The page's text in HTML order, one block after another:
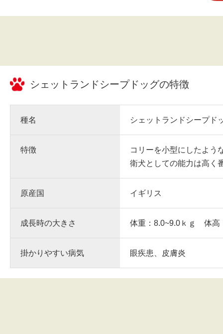
シェットランドシープドッグの特徴
種名 シェットランドシープド
特徴
コリーを小型にしたよう
衛犬としての能力は高く
原産国 イギリス
成長時の大きさ 体重：8.0~9.0ｋｇ 体高
掛かりやすい病気 眼疾患、皮膚炎